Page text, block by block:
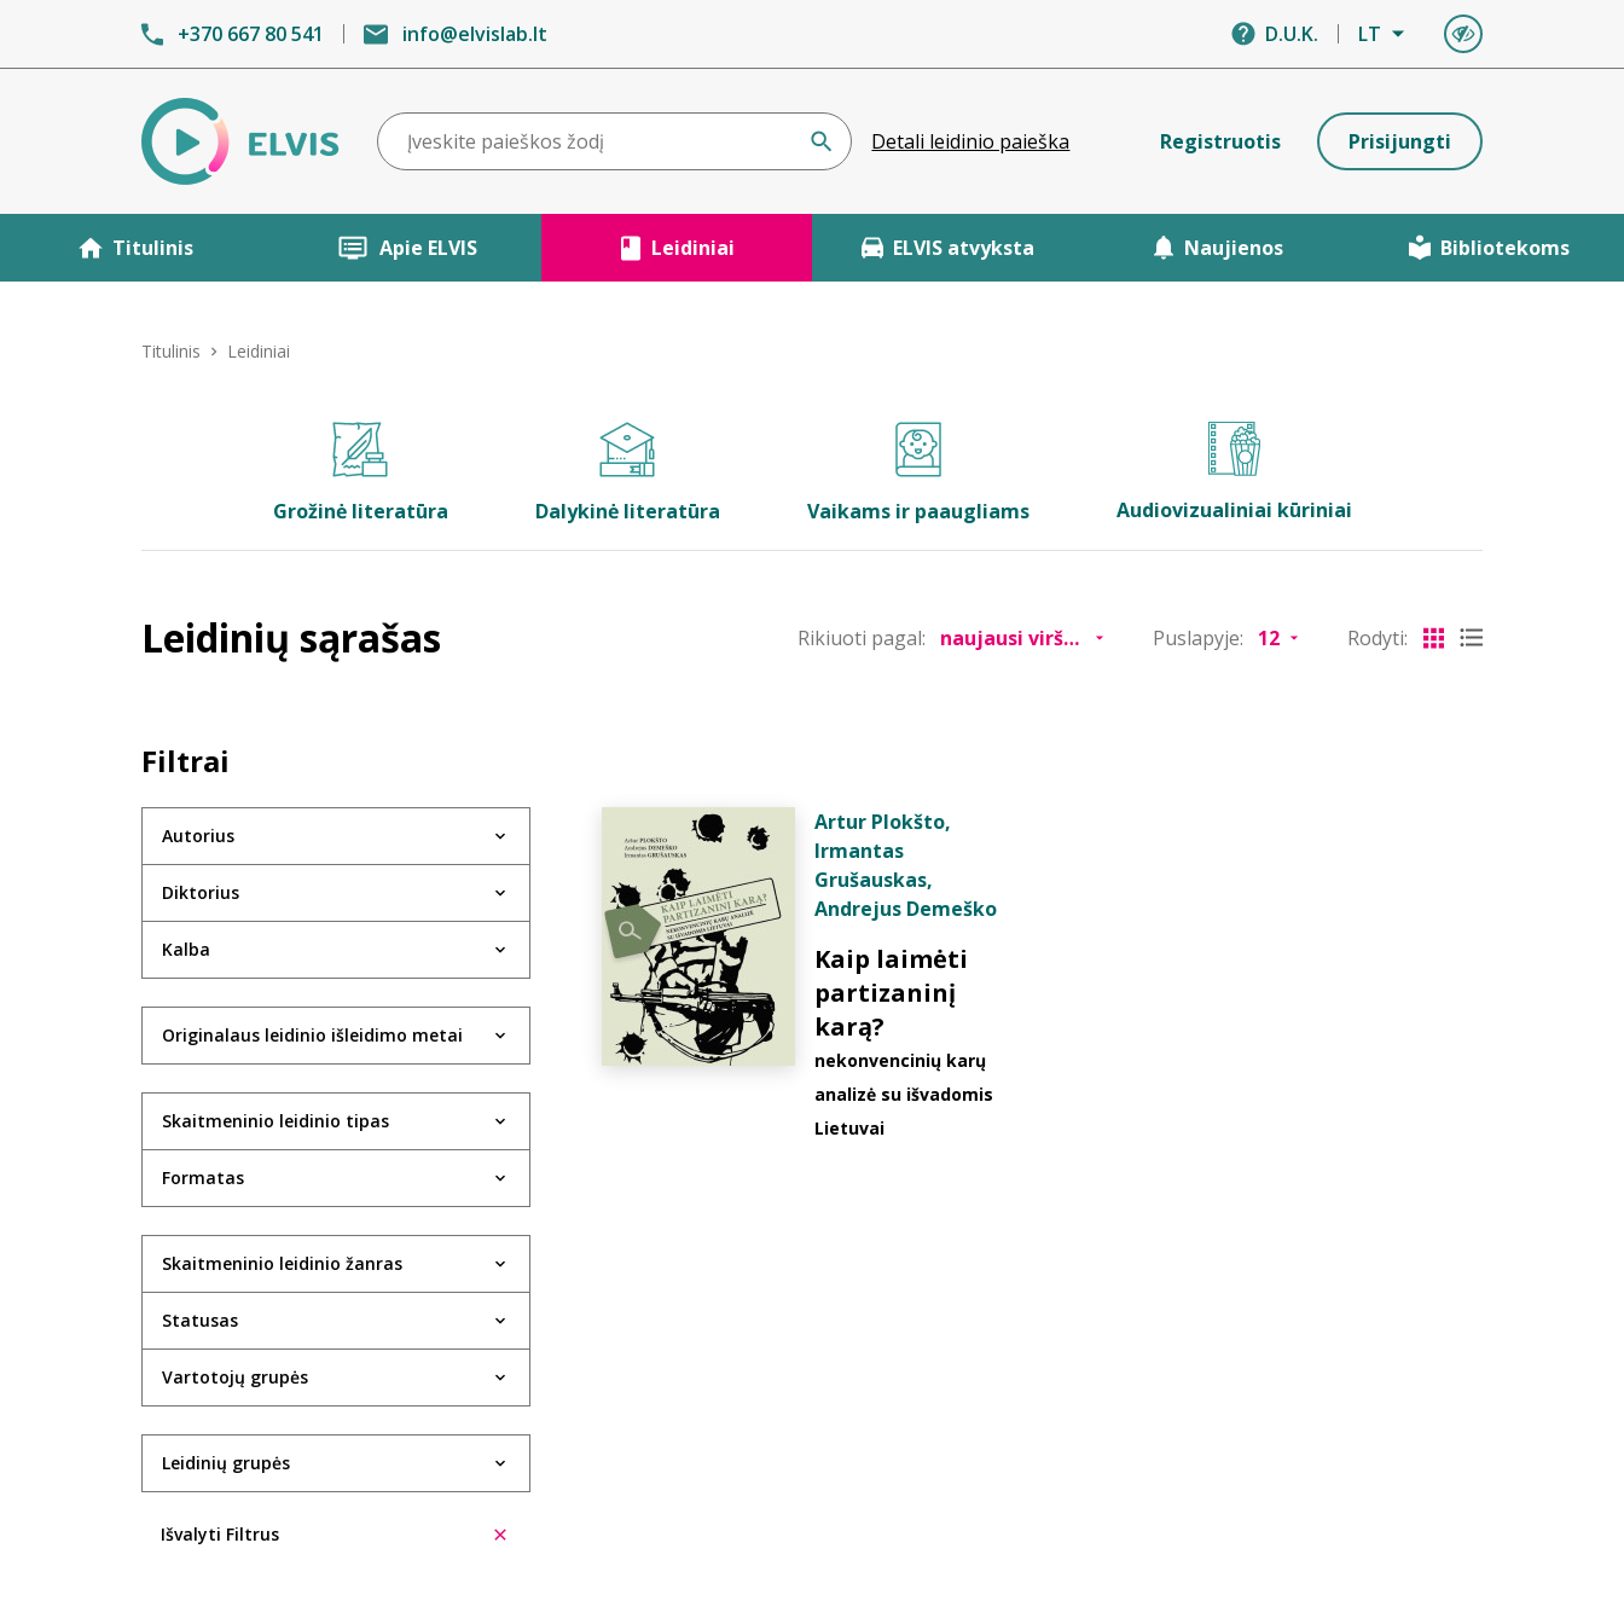
+370 667 80 541 info@elvislab.lt D.U.K. LT
Detali leidinio paieška Registruotis Prisijungti
Titulinis Apie ELVIS Leidiniai ELVIS atvyksta Naujienos Bibliotekoms
Titulinis Leidiniai
Grožinė literatūra Dalykinė literatūra Vaikams ir paaugliams Audiovizualiniai kūriniai
Leidinių sąrašas Rikiuoti pagal: Puslapyje: Rodyti:
Filtrai
Autorius
Diktorius
Kalba
Originalaus leidinio išleidimo metai
Skaitmeninio leidinio tipas
Formatas
Skaitmeninio leidinio žanras
Statusas
Vartotojų grupės
Leidinių grupės
Išvalyti Filtrus
Artur Plokšto,
Irmantas
Grušauskas,
Andrejus Demeško
Kaip laimėti
partizaninį
karą?
nekonvencinių karų
analizė su išvadomis
Lietuvai